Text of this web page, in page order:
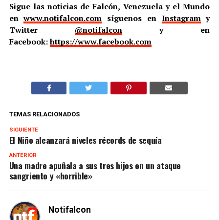
Sigue las noticias de Falcón, Venezuela y el Mundo
enwww.notifalcon.com síguenos en Instagramy
Twitter @notifalcony en
Facebook:https://www.facebook.com
TEMAS RELACIONADOS
SIGUIENTE
El Niño alcanzará niveles récords de sequía
ANTERIOR
Una madre apuñala a sus tres hijos en un ataque
sangriento y «horrible»
Notifalcon